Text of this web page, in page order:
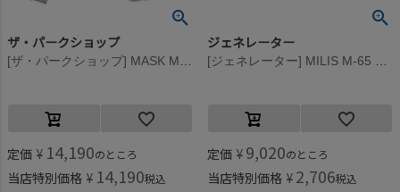
ザ・パークショップ
[ザ・パークショップ] MASK MA-1 ジャケット グレー
定価 ¥ 14,190のところ
当店特別価格 ¥ 14,190税込
ジェネレーター
[ジェネレーター] MILIS M-65 ショートJK カーキ(KH)
定価 ¥ 9,020のところ
当店特別価格 ¥ 2,706税込